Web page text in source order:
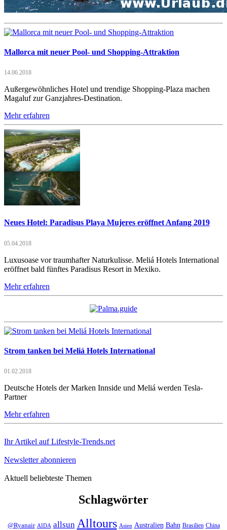
Mallorca mit neuer Pool- und Shopping-Attraktion
14.06.2018
Außergewöhnliches Hotel und trendige Shopping-Plaza machen
Magaluf zur Ganzjahres-Destination.
Mehr erfahren
Neues Hotel: Paradisus Playa Mujeres eröffnet Anfang 2019
05.04.2018
Luxusoase vor traumhafter Naturkulisse. Meliá Hotels International
eröffnet bald fünftes Paradisus Resort in Mexiko.
Mehr erfahren
Strom tanken bei Meliá Hotels International
01.02.2018
Deutsche Hotels der Marken Innside und Meliá werden Tesla-
Partner
Mehr erfahren
Ihr Artikel auf Lifestyle-Trends.net
Newsletter abonnieren
Aktuell beliebteste Themen
Schlagwörter
@Ryanair AIDA allsun Alltours Asien Australien Bahn Brasilien China